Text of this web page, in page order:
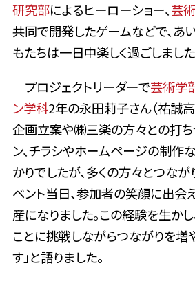
研究部によるヒーローショー、芸
共同で開発したゲームなどで、あ
もたちは一日中楽しく過ごしました
プロジェクトリーダーで芸術学
ン学科2年の永田莉子さん（祐誠高
企画立案や㈱三楽の方々との打ち
ン、チラシやホームページの制作
かりでしたが、多くの方々とつなが
ベント当日、参加者の笑顔に出会
産になりました。この経験を生か
ことに挑戦しながらつながりを増
す」と語りました。